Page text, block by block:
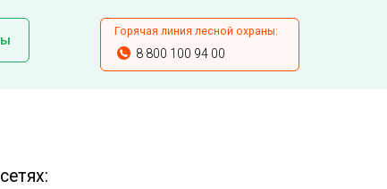
Горячая линия лесной охраны:
8 800 100 94 00